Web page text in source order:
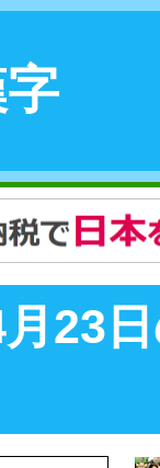
23